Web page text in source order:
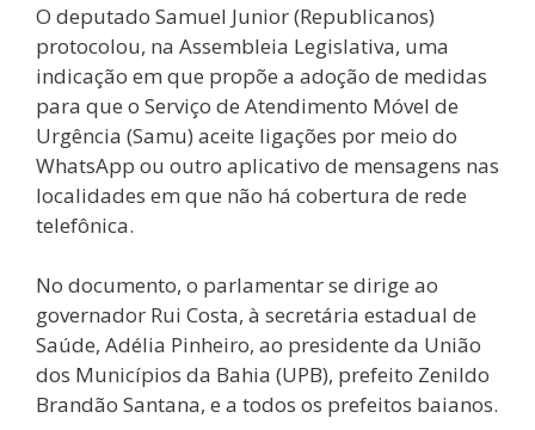
O deputado Samuel Junior (Republicanos)
protocolou, na Assembleia Legislativa, uma
indicação em que propõe a adoção de medidas
para que o Serviço de Atendimento Móvel de
Urgência (Samu) aceite ligações por meio do
WhatsApp ou outro aplicativo de mensagens nas
localidades em que não há cobertura de rede
telefônica.
No documento, o parlamentar se dirige ao
governador Rui Costa, à secretária estadual de
Saúde, Adélia Pinheiro, ao presidente da União
dos Municípios da Bahia (UPB), prefeito Zenildo
Brandão Santana, e a todos os prefeitos baianos.